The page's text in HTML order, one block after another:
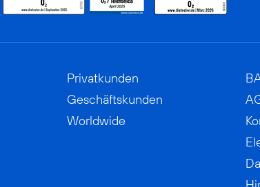
Privatkunden
Geschäftskunden
Worldwide